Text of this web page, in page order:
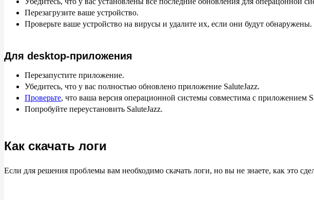
Перезагрузите ваше устройство.
Проверьте ваше устройство на вирусы и удалите их, если они будут обнаружены.
Для desktop-приложения
Перезапустите приложение.
Убедитесь, что у вас полностью обновлено приложение SaluteJazz.
Проверьте, что ваша версия операционной системы совместима с приложением
Попробуйте переустановить SaluteJazz.
Как скачать логи
Если для решения проблемы вам необходимо скачать логи, но вы не знаете, как это